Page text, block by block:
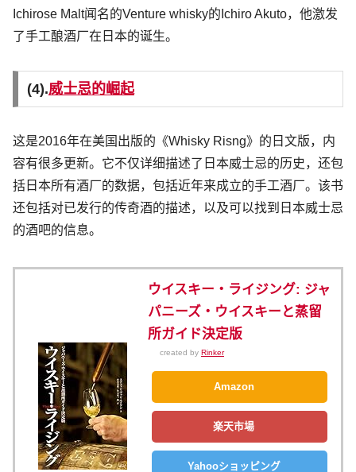
Ichirose Malt闻名的Venture whisky的Ichiro Akuto，他激发
了手工酿酒厂在日本的诞生。
(4).威士忌的崛起
这是2016年在美国出版的《Whisky Risng》的日文版，内
容有很多更新。它不仅详细描述了日本威士忌的历史，还包
括日本所有酒厂的数据，包括近年来成立的手工酒厂。该书
还包括对已发行的传奇酒的描述，以及可以找到日本威士忌
的酒吧的信息。
ウイスキー・ライジング: ジャ
パニーズ・ウイスキーと蒸留
所ガイド決定版
created by Rinker
Amazon
楽天市場
Yahooショッピング